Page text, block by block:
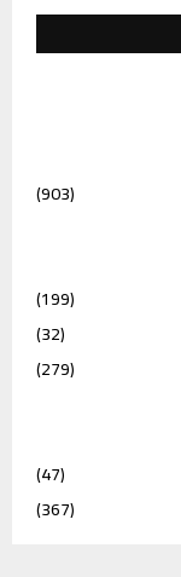
(903)
(199)
(32)
(279)
(47)
(367)